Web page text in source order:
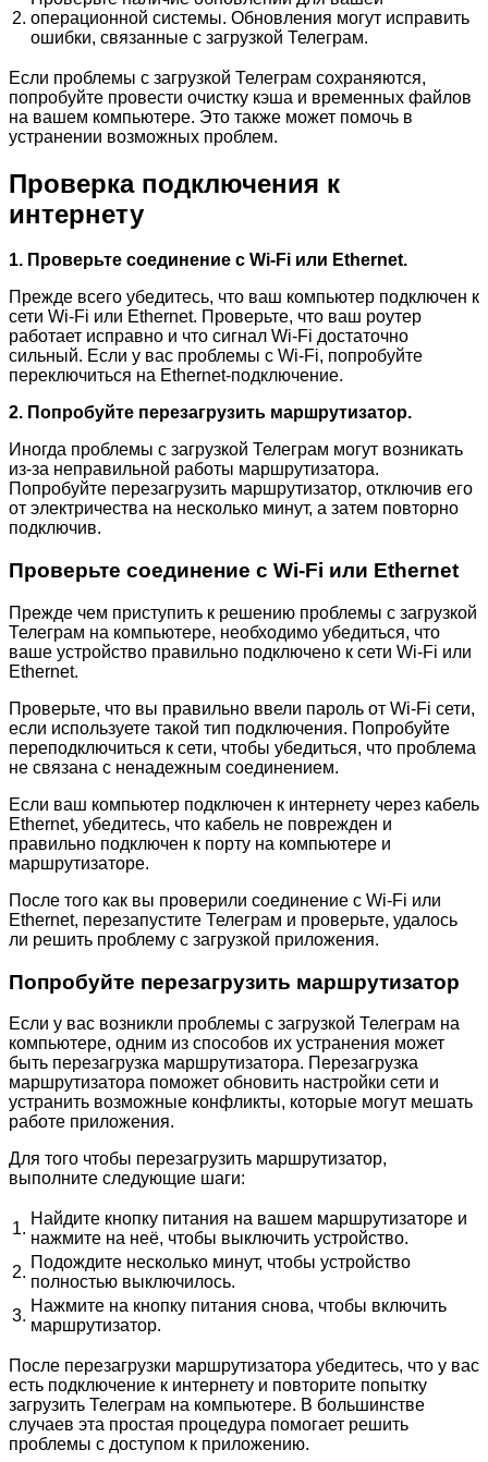
2. операционной системы. Обновления могут исправить
ошибки, связанные с загрузкой Телеграм.
Если проблемы с загрузкой Телеграм сохраняются,
попробуйте провести очистку кэша и временных файлов
на вашем компьютере. Это также может помочь в
устранении возможных проблем.
Проверка подключения к
интернету
1. Проверьте соединение с Wi-Fi или Ethernet.
Прежде всего убедитесь, что ваш компьютер подключен к
сети Wi-Fi или Ethernet. Проверьте, что ваш роутер
работает исправно и что сигнал Wi-Fi достаточно
сильный. Если у вас проблемы с Wi-Fi, попробуйте
переключиться на Ethernet-подключение.
2. Попробуйте перезагрузить маршрутизатор.
Иногда проблемы с загрузкой Телеграм могут возникать
из-за неправильной работы маршрутизатора.
Попробуйте перезагрузить маршрутизатор, отключив его
от электричества на несколько минут, а затем повторно
подключив.
Проверьте соединение с Wi-Fi или Ethernet
Прежде чем приступить к решению проблемы с загрузкой
Телеграм на компьютере, необходимо убедиться, что
ваше устройство правильно подключено к сети Wi-Fi или
Ethernet.
Проверьте, что вы правильно ввели пароль от Wi-Fi сети,
если используете такой тип подключения. Попробуйте
переподключиться к сети, чтобы убедиться, что проблема
не связана с ненадежным соединением.
Если ваш компьютер подключен к интернету через кабель
Ethernet, убедитесь, что кабель не поврежден и
правильно подключен к порту на компьютере и
маршрутизаторе.
После того как вы проверили соединение с Wi-Fi или
Ethernet, перезапустите Телеграм и проверьте, удалось
ли решить проблему с загрузкой приложения.
Попробуйте перезагрузить маршрутизатор
Если у вас возникли проблемы с загрузкой Телеграм на
компьютере, одним из способов их устранения может
быть перезагрузка маршрутизатора. Перезагрузка
маршрутизатора поможет обновить настройки сети и
устранить возможные конфликты, которые могут мешать
работе приложения.
Для того чтобы перезагрузить маршрутизатор,
выполните следующие шаги:
1.
Найдите кнопку питания на вашем маршрутизаторе и
нажмите на неё, чтобы выключить устройство.
2.
Подождите несколько минут, чтобы устройство
полностью выключилось.
3.
Нажмите на кнопку питания снова, чтобы включить
маршрутизатор.
После перезагрузки маршрутизатора убедитесь, что у вас
есть подключение к интернету и повторите попытку
загрузить Телеграм на компьютере. В большинстве
случаев эта простая процедура помогает решить
проблемы с доступом к приложению.